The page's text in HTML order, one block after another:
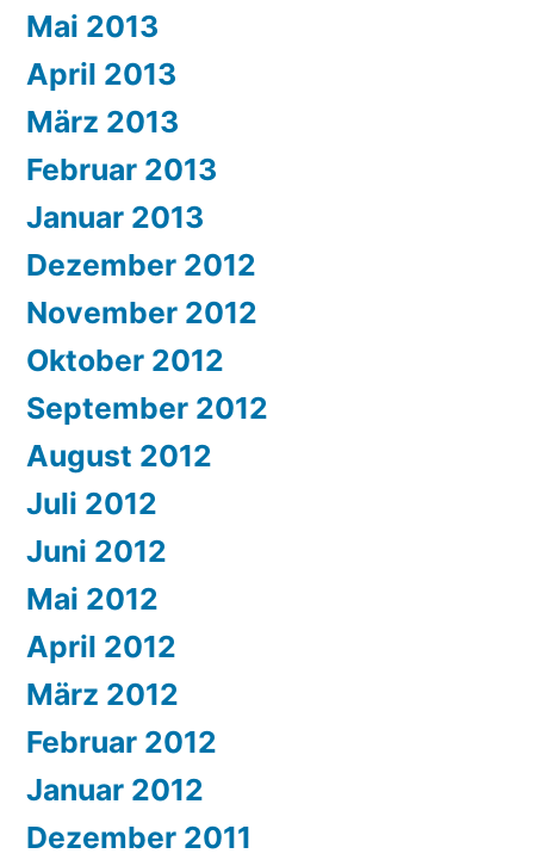
Mai 2013
April 2013
März 2013
Februar 2013
Januar 2013
Dezember 2012
November 2012
Oktober 2012
September 2012
August 2012
Juli 2012
Juni 2012
Mai 2012
April 2012
März 2012
Februar 2012
Januar 2012
Dezember 2011